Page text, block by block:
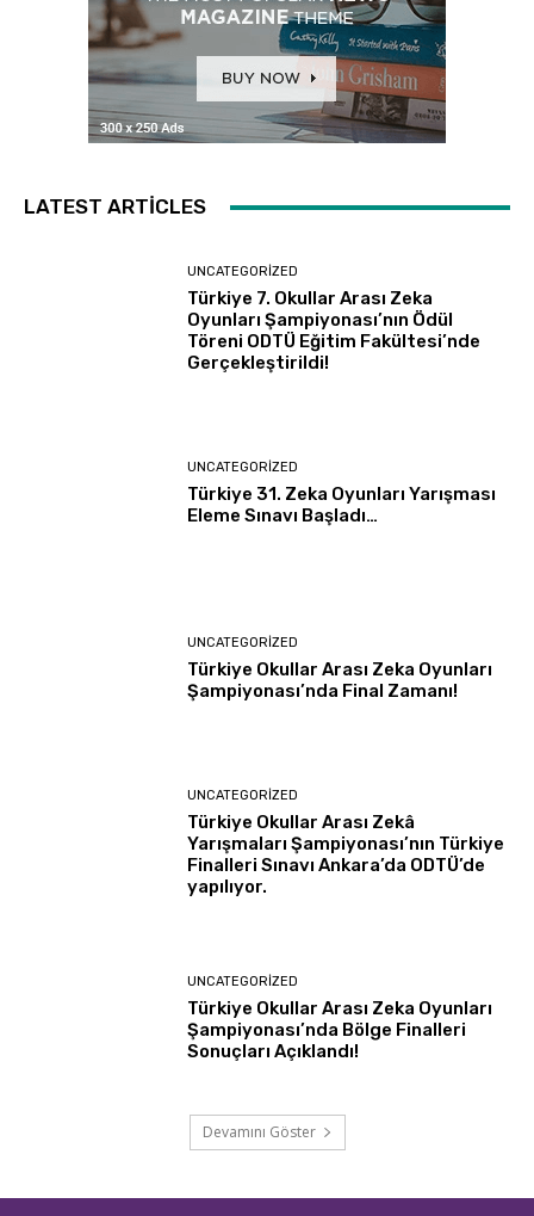
LATEST ARTICLES
UNCATEGORIZED
Türkiye 7. Okullar Arası Zeka
Oyunları Şampiyonası’nın Ödül
Töreni ODTÜ Eğitim Fakültesi’nde
Gerçekleştirildi!
UNCATEGORIZED
Türkiye 31. Zeka Oyunları Yarışması
Eleme Sınavı Başladı…
UNCATEGORIZED
Türkiye Okullar Arası Zeka Oyunları
Şampiyonası’nda Final Zamanı!
UNCATEGORIZED
Türkiye Okullar Arası Zekâ
Yarışmaları Şampiyonası’nın Türkiye
Finalleri Sınavı Ankara’da ODTÜ’de
yapılıyor.
UNCATEGORIZED
Türkiye Okullar Arası Zeka Oyunları
Şampiyonası’nda Bölge Finalleri
Sonuçları Açıklandı!
Devamını Göster